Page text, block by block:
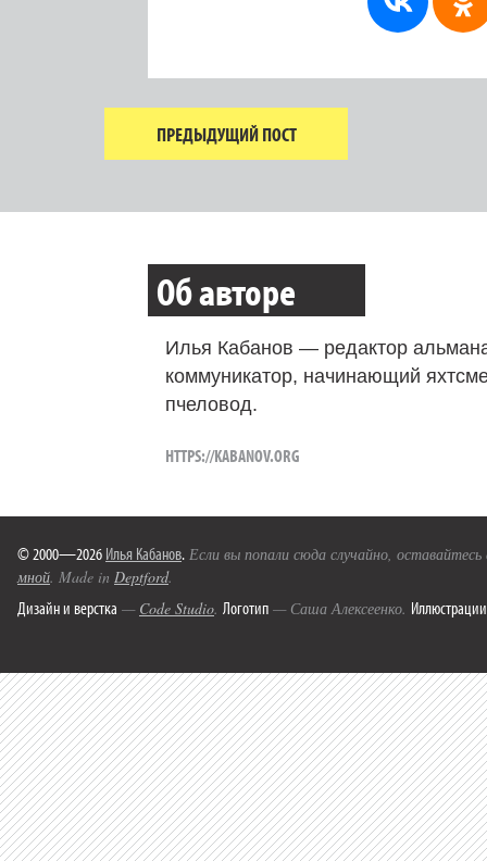
ПРЕДЫДУЩИЙ ПОСТ
Об авторе
Илья Кабанов — редактор
коммуникатор, начинающий
пчеловод.
HTTPS://KABANOV.ORG
© 2000—2026 Илья Кабанов. Если вы попали сюда случайно,
мной. Made in Deptford.
Дизайн и верстка — Code Studio. Логотип — Саша Алексеенко. Иллюстрации